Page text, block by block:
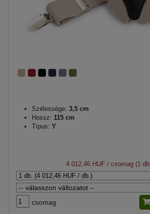
Szélessége: 3,5 cm
Hossz: 115 cm
Típus: Y
4 012,46 HUF/ csomag (1
csomag